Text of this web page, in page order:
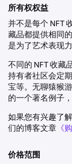
所有权权益
并不是每个 NFT
藏品都提供相同
是为了艺术表现
不同的 NFT 收藏
持有者社区会定
宝等。无聊猿猴
的一个著名例子
如果您有兴趣了
们的博客文章 《
价格范围